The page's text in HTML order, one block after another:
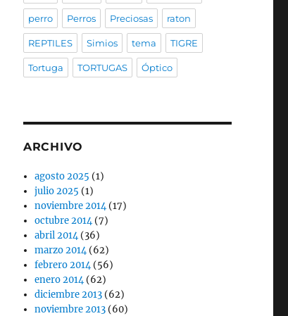
perro Perros Preciosas raton
REPTILES Simios tema TIGRE
Tortuga TORTUGAS Óptico
ARCHIVO
agosto 2025 (1)
julio 2025 (1)
noviembre 2014(17)
octubre 2014(7)
abril 2014(36)
marzo 2014(62)
febrero 2014(56)
enero 2014(62)
diciembre 2013 (62)
noviembre 2013 (60)